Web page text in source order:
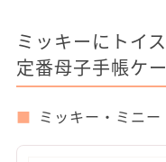
ミッキーにトイ
定番母子手帳ケ
ミッキー・ミニー